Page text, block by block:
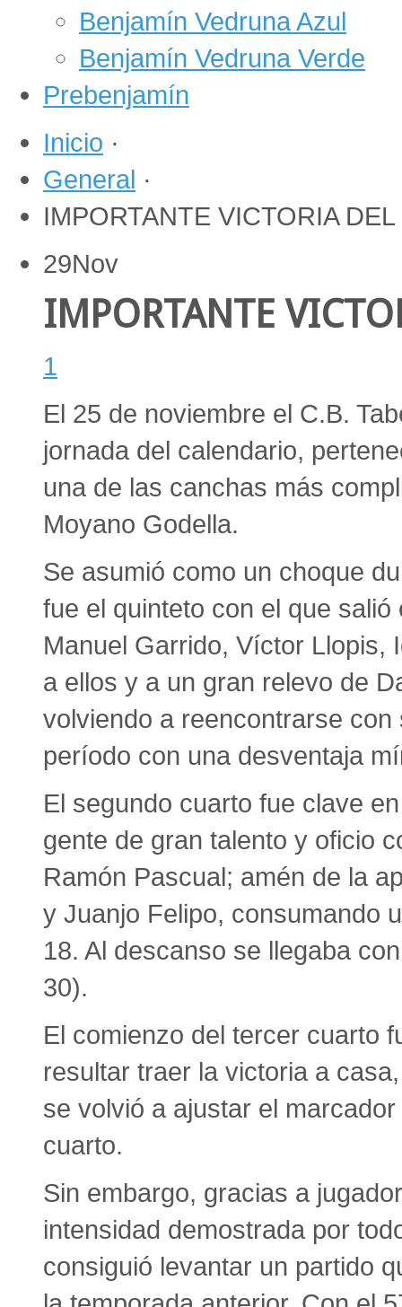
Benjamín Vedruna Azul
Benjamín Vedruna Verde
Prebenjamín
Inicio ·
General ·
IMPORTANTE VICTORIA
29Nov
IMPORTANTE
1
El 25 de noviembre el C.B.
jornada del calendario,
una de las canchas más
Moyano Godella.
Se asumió como un choque
fue el quinteto con el que salió
Manuel Garrido, Víctor Llopis,
a ellos y a un gran relevo de
volviendo a reencontrarse
período con una desventaja
El segundo cuarto fue clave
gente de gran talento y oficio
Ramón Pascual; amén de la
y Juanjo Felipo, consumando
18. Al descanso se llegaba
30).
El comienzo del tercer cuarto
resultar traer la victoria a
se volvió a ajustar el
cuarto.
Sin embargo, gracias a
intensidad demostrada por
consiguió levantar un partido